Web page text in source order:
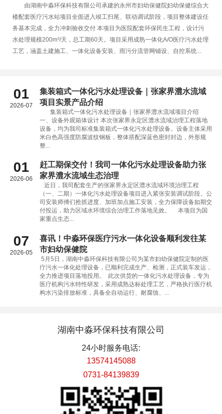
由湖南中淼环保科技有限公司承建的永州市妇幼保健院妇幼保健综合大
楼配套医疗污水站项目全面进入竣工扫尾、联动调试阶段，项目整体建设任
务基本完成，全力冲刺验收交付 本项目为医院配套环保民生工程，设计污
水处理规模200m³/天，总工期60天。项目采用成熟一体化A/O医疗污水处理
工艺，涵盖土建施工、一体化设备安装、雨污分流管网铺设、自控系统...
01
2026-07
集装箱式一体化污水处理设备｜张家界澧水流域
项目实景产品介绍
集装箱式一体化污水处理设备｜张家界澧水流域项目介绍
一、设备外观箱体设计 本次张家界永定区澧水流域治理工程落地
设备，均为我司标准集装箱式一体化污水处理设备。设备主体采用
米白色高强度防腐波纹钢板，整体搭配深蓝色密封封边，外形规
整...
01
2026-06
赶工期保交付！我司一体化污水处理设备助力张
家界澧水流域生态治理
近日，我司配套生产的张家界永定区澧水流域环境治理工程
（一、二期）一体化污水处理设备项目进入紧张安装调试阶段。公
司安装师傅们抢抓进度、加班加点施工安装，全力保障设备如期交
付投运，助力区域水环境综合治理工作落地见效。 本项目为国
家重点生态...
07
2026-05
喜讯！中淼环保医疗污水一体化设备顺利发往某
市妇幼保健院
5月5日，湖南中淼环保科技有限公司为某市妇幼保健院定制的医
疗污水一体化处理设备，已顺利完成生产、检测，正式装车发运，
全力推进项目落地投用。 此次供货的一体化污水处理设备，专为
医疗机构污水特性研发，采用成熟达标处理工艺，严格执行医疗机
构水污染排放标准，具备全自动运行、耐腐蚀、...
湖南中淼环保科技有限公司
24小时服务电话:
13574145088
0731-84139839